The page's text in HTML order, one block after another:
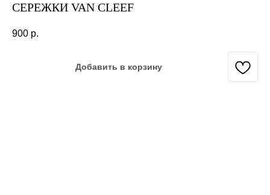
СЕРЕЖКИ VAN CLEEF
900 р.
Добавить в корзину